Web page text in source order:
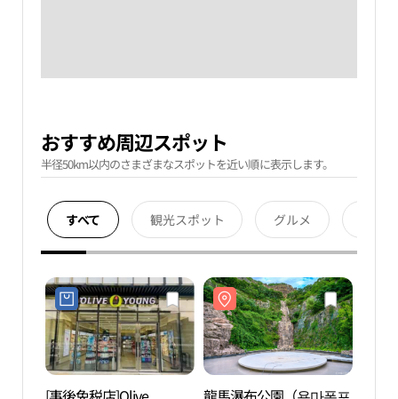
おすすめ周辺スポット
半径50km以内のさまざまなスポットを近い順に表示します。
すべて 観光スポット グルメ